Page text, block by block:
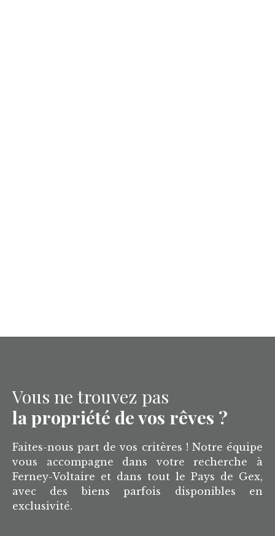
Vous ne trouvez pas
la propriété de vos rêves ?
Faites-nous part de vos critères ! Notre équipe
vous accompagne dans votre recherche à
Ferney-Voltaire et dans tout le Pays de Gex,
avec des biens parfois disponibles en
exclusivité.